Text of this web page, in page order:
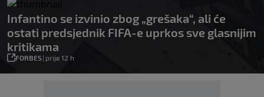
Infantino se izvinio zbog „grešaka“, ali će
ostati predsjednik FIFA-e uprkos sve glasnijim
kritikama
FORBES| prije 12 h